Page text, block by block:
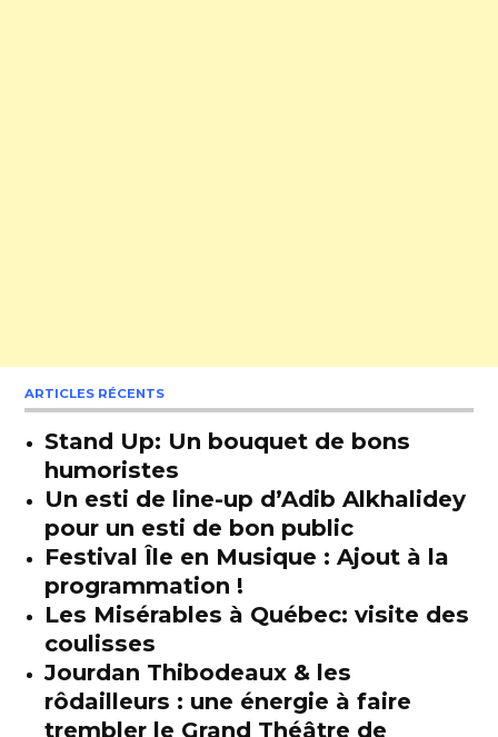
ARTICLES RÉCENTS
Stand Up: Un bouquet de bons
humoristes
Un esti de line-up d’Adib Alkhalidey
pour un esti de bon public
Festival Île en Musique : Ajout à la
programmation !
Les Misérables à Québec: visite des
coulisses
Jourdan Thibodeaux & les
rôdailleurs : une énergie à faire
trembler le Grand Théâtre de